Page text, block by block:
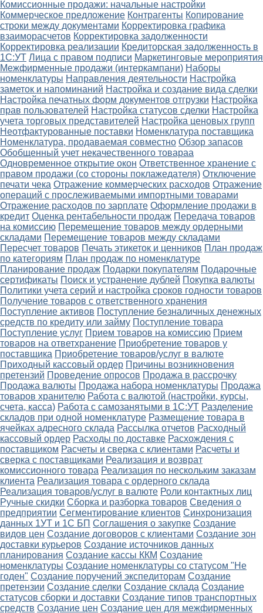
Комиссионные продажи: начальные настройки
Коммерческое предложение Контрагенты Копирование
строки между документами Корректировка графика
взаиморасчетов Корректировка задолженности
Корректировка реализации Кредиторская задолженность в
1С:УТ Лица с правом подписи Маркетинговые мероприятия
Межфирменные продажи (интеркампани) Наборы
номенклатуры Направления деятельности Настройка
заметок и напоминаний Настройка и создание вида сделки
Настройка печатных форм документов отгрузки Настройка
прав пользователей Настройка статусов сделки Настройка
учета торговых представителей Настройка ценовых групп
Неотфактурованные поставки Номенклатура поставщика
Номенклатура, продаваемая совместно Обзор запасов
Обобщенный учет некачественного товараа
Одновременное открытие окон Ответственное хранение с
правом продажи (со стороны поклажедателя) Отключение
печати чека Отражение коммерческих расходов Отражение
операций с прослеживаемыми импортными товарами
Отражение расходов по зарплате Оформление продажи в
кредит Оценка рентабельности продаж Передача товаров
на комиссию Перемещение товаров между ордерными
складами Перемещение товаров между складами
Пересчет товаров Печать этикеток и ценников План продаж
по категориям План продаж по номенклатуре
Планирование продаж Подарки покупателям Подарочные
сертификаты Поиск и устранение дублей Покупка валюты
Политики учета серий и настройка сроков годности товаров
Получение товаров с ответственного хранения
Поступление активов Поступление безналичных денежных
средств по кредиту или займу Поступление товара
Поступление услуг Прием товаров на комиссию Прием
товаров на ответхранение Приобретение товаров у
поставщика Приобретение товаров/услуг в валюте
Приходный кассовый ордер Причины возникновения
претензий Проведение опросов Продажа в рассрочку
Продажа валюты Продажа набора номенклатуры Продажа
товаров хранителю Работа с валютой (настройки, курсы,
счета, касса) Работа с самозанятыми в 1С:УТ Разделение
складов при одной номенклатуре Размещение товара в
ячейках адресного склада Рассылка отчетов Расходный
кассовый ордер Расходы по доставке Расхождения с
поставщиком Расчеты и сверка с клиентами Расчеты и
сверка с поставщиками Реализация и возврат
комиссионного товара Реализация по нескольким заказам
клиента Реализация товара с ордерного склада
Реализация товаров/услуг в валюте Роли контактных лиц
Ручные скидки Сборка и разборка товаров Сведения о
предприятии Сегментирование клиентов Синхронизация
данных 1УТ и 1С БП Соглашения о закупке Создание
видов цен Создание договоров с клиентами Создание зон
доставки курьеров Создание источников данных
планирования Создание кассы ККМ Создание
номенклатуры Создание номенклатуры со статусом "Не
годен" Создание поручений экспедиторам Создание
претензии Создание сделки Создание склада Создание
статусов сборки и доставки Создание типов транспортных
средств Создание цен Создание цен для межфирменных